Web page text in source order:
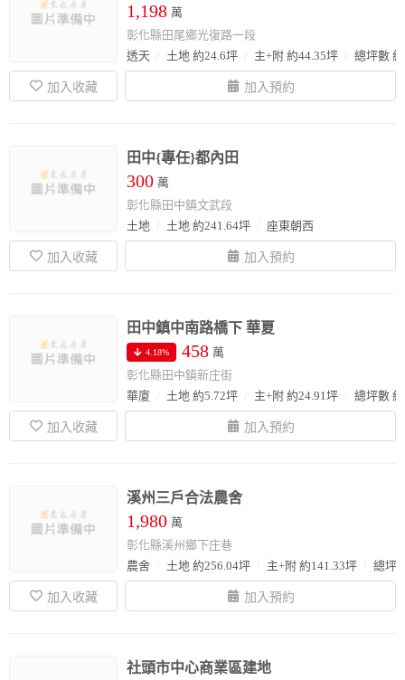
1,198 萬
彰化縣田尾鄉光復路一段
透天
土地 約24.6坪 主+附 約44.35坪 總坪數
田中{專任}都內田
300 萬
彰化縣田中鎮文武段
土地
土地 約241.64坪 座東朝西
田中鎮中南路橋下 華夏
4.18% 458 萬
彰化縣田中鎮新庄街
華廈
土地 約5.72坪 主+附 約24.91坪 總坪數
溪州三戶合法農舍
1,980 萬
彰化縣溪州鄉下庄巷
農舍
土地 約256.04坪 主+附 約141.33坪 總坪
社頭市中心商業區建地